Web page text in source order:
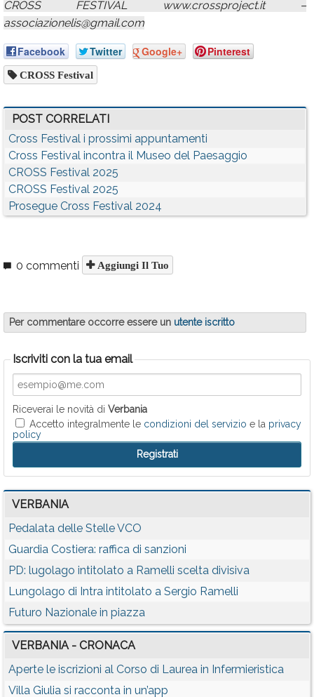
CROSS FESTIVAL www.crossproject.it –
associazionelis@gmail.com
Facebook Twitter Google+ Pinterest
CROSS Festival
POST CORRELATI
Cross Festival i prossimi appuntamenti
Cross Festival incontra il Museo del Paesaggio
CROSS Festival 2025
CROSS Festival 2025
Prosegue Cross Festival 2024
0 commenti Aggiungi Il Tuo
Per commentare occorre essere un utente iscritto
Iscriviti con la tua email
Riceverai le novità di Verbania
Accetto integralmente le condizioni del servizio e la privacy
policy
VERBANIA
Pedalata delle Stelle VCO
Guardia Costiera: raffica di sanzioni
PD: lugolago intitolato a Ramelli scelta divisiva
Lungolago di Intra intitolato a Sergio Ramelli
Futuro Nazionale in piazza
VERBANIA - CRONACA
Aperte le iscrizioni al Corso di Laurea in Infermieristica
Villa Giulia si racconta in un’app